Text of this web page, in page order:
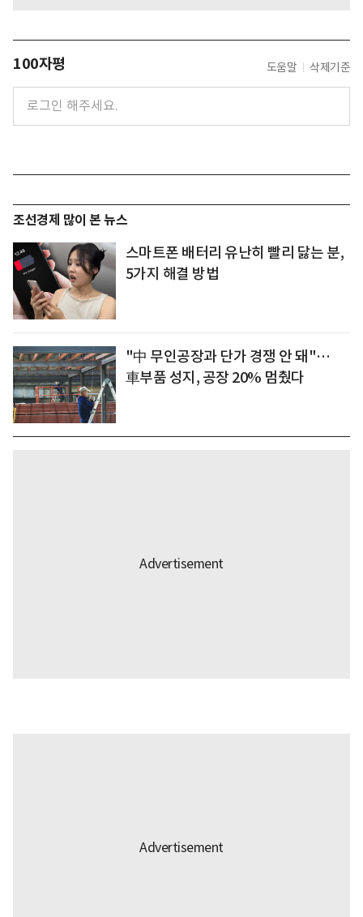
100자평 도움말 삭제기준
조선경제 많이 본 뉴스
스마트폰 배터리 유난히 빨리 닳는 분,
5가지 해결 방법
"中 무인공장과 단가 경쟁 안 돼"…
車부품 성지, 공장 20% 멈췄다